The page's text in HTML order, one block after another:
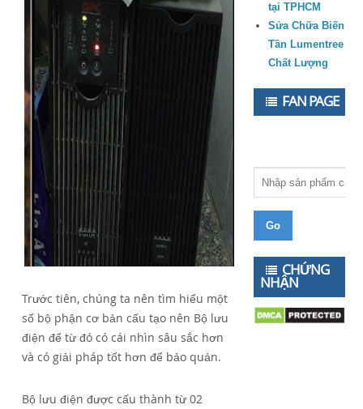
Trước tiên, chúng ta nên tìm hiểu một
số bộ phận cơ bản cấu tạo nên Bộ lưu
điện để từ đó có cái nhìn sâu sắc hơn
và có giải pháp tốt hơn để bảo quản.
Bộ lưu điện được cấu thành từ 02
tại TPHCM
Sửa Chữa Biến
Tần Lumentree
Chất Lượng
FAN PAGE
CHỨNG
NHẬN